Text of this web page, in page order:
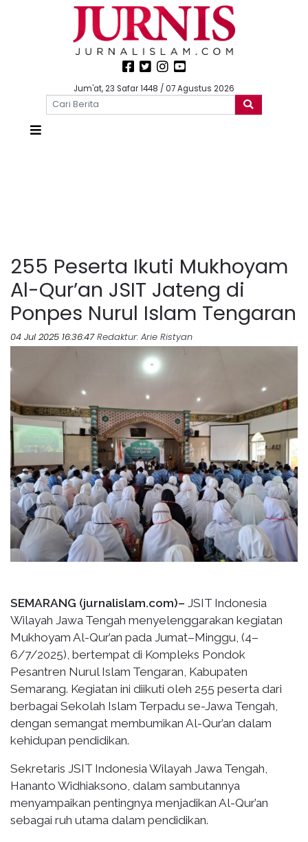
Jum'at, 23 Safar 1448 / 07 Agustus 2026
255 Peserta Ikuti Mukhoyam
Al-Qur’an JSIT Jateng di
Ponpes Nurul Islam Tengaran
04 Jul 2025 16:36:47 Redaktur: Arie Ristyan
SEMARANG (jurnalislam.com)– JSIT Indonesia
Wilayah Jawa Tengah menyelenggarakan kegiatan
Mukhoyam Al-Qur’an pada Jumat–Minggu, (4–
6/7/2025), bertempat di Kompleks Pondok
Pesantren Nurul Islam Tengaran, Kabupaten
Semarang. Kegiatan ini diikuti oleh 255 peserta dari
berbagai Sekolah Islam Terpadu se-Jawa Tengah,
dengan semangat membumikan Al-Qur’an dalam
kehidupan pendidikan.
Sekretaris JSIT Indonesia Wilayah Jawa Tengah,
Hananto Widhiaksono, dalam sambutannya
menyampaikan pentingnya menjadikan Al-Qur’an
sebagai ruh utama dalam pendidikan.